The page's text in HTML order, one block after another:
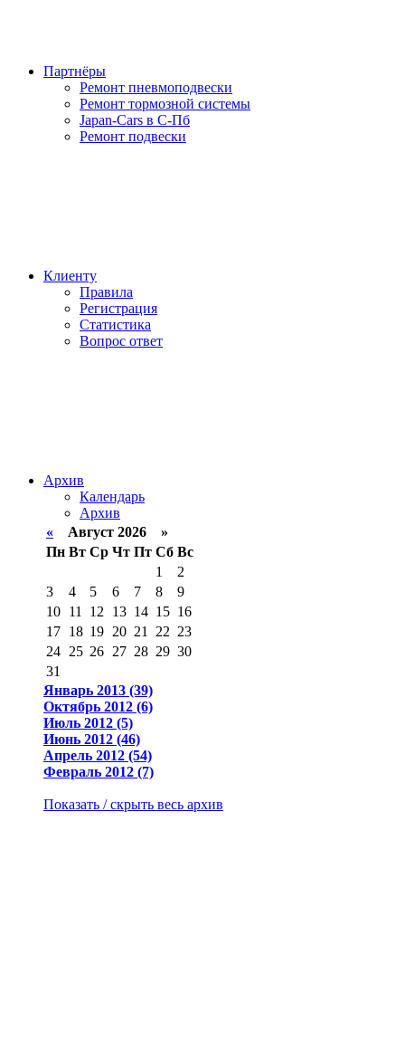
Партнёры
Ремонт пневмоподвески
Ремонт тормозной системы
Japan-Cars в С-Пб
Ремонт подвески
Клиенту
Правила
Регистрация
Статистика
Вопрос ответ
Архив
Календарь
Архив
« Август 2026 »
Пн Вт Ср Чт Пт Сб Вс
1
2
3
4 5 6 7 8
9
10 11 12 13 14 15 16
17 18 19 20 21 22 23
24 25 26 27 28 29 30
31
Январь 2013 (39)
Октябрь 2012 (6)
Июль 2012 (5)
Июнь 2012 (46)
Апрель 2012 (54)
Февраль 2012 (7)
Показать / скрыть весь архив